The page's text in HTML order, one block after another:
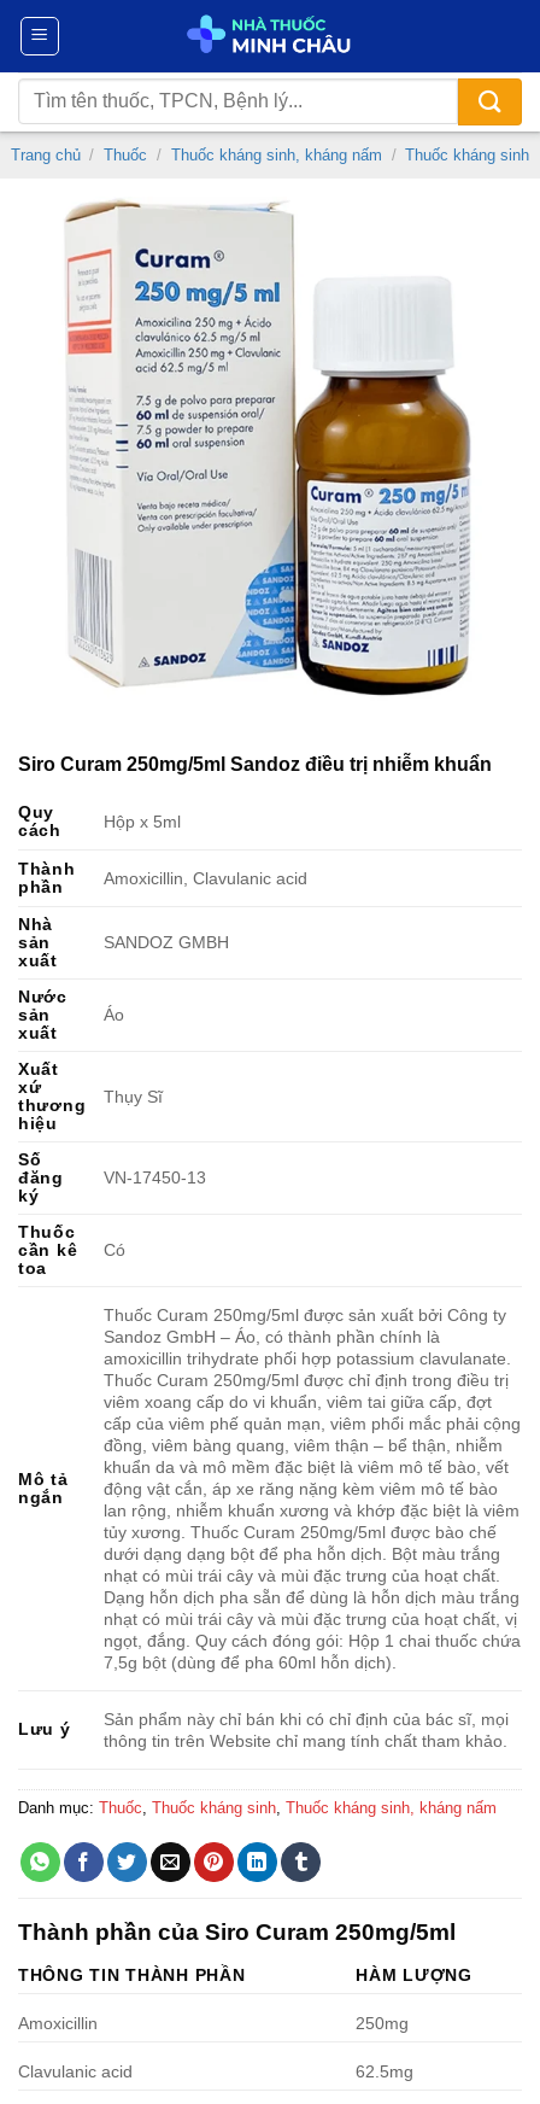
Chuyển
nội
dung
Tìm
kiếm:
Trang chủ / Thuốc / Thuốc kháng sinh, kháng nấm / Thuốc kháng sinh
Siro Curam 250mg/5ml Sandoz điều trị nhiễm khuẩn
Quy
cách
Hộp x 5ml
Thành
phần
Amoxicillin, Clavulanic acid
Nhà
sản
xuất
SANDOZ GMBH
Nước
sản
xuất
Áo
Xuất
xứ
thương
hiệu
Thụy Sĩ
Số
đăng
ký
VN-17450-13
Thuốc
cần kê
toa
Có
Mô tả
ngắn
Thuốc Curam 250mg/5ml được sản xuất bởi Công ty
Sandoz GmbH – Áo, có thành phần chính là
amoxicillin trihydrate phối hợp potassium clavulanate.
Thuốc Curam 250mg/5ml được chỉ định trong điều trị
viêm xoang cấp do vi khuẩn, viêm tai giữa cấp, đợt
cấp của viêm phế quản mạn, viêm phổi mắc phải cộng
đồng, viêm bàng quang, viêm thận – bể thận, nhiễm
khuẩn da và mô mềm đặc biệt là viêm mô tế bào, vết
động vật cắn, áp xe răng nặng kèm viêm mô tế bào
lan rộng, nhiễm khuẩn xương và khớp đặc biệt là viêm
tủy xương. Thuốc Curam 250mg/5ml được bào chế
dưới dạng dạng bột để pha hỗn dịch. Bột màu trắng
nhạt có mùi trái cây và mùi đặc trưng của hoạt chất.
Dạng hỗn dịch pha sẵn để dùng là hỗn dịch màu trắng
nhạt có mùi trái cây và mùi đặc trưng của hoạt chất, vị
ngọt, đắng. Quy cách đóng gói: Hộp 1 chai thuốc chứa
7,5g bột (dùng để pha 60ml hỗn dịch).
Lưu ý
Sản phẩm này chỉ bán khi có chỉ định của bác sĩ, mọi
thông tin trên Website chỉ mang tính chất tham khảo.
Danh mục: Thuốc Thuốc kháng sinh Thuốc kháng sinh, kháng nấm
Thành phần của Siro Curam 250mg/5ml
THÔNG TIN THÀNH PHẦN HÀM LƯỢNG
Amoxicillin 250mg
Clavulanic acid 62.5mg